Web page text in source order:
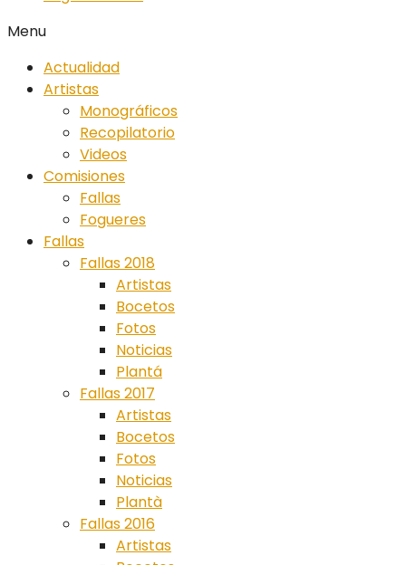
Menu
Actualidad
Artistas
Monográficos
Recopilatorio
Videos
Comisiones
Fallas
Fogueres
Fallas
Fallas 2018
Artistas
Bocetos
Fotos
Noticias
Plantá
Fallas 2017
Artistas
Bocetos
Fotos
Noticias
Plantà
Fallas 2016
Artistas